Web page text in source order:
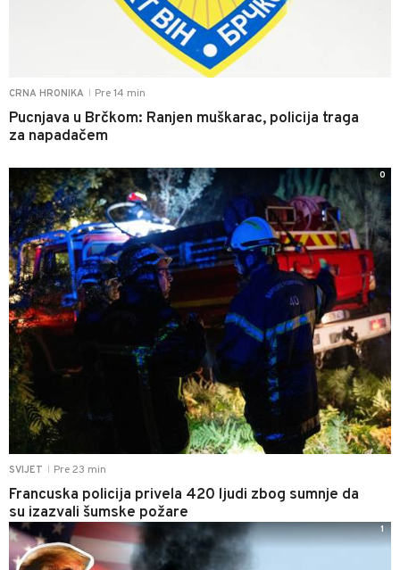
CRNA HRONIKA Pre 14 min
Pucnjava u Brčkom: Ranjen muškarac, policija traga
za napadačem
SVIJET Pre 23 min
Francuska policija privela 420 ljudi zbog sumnje da
su izazvali šumske požare
0
1